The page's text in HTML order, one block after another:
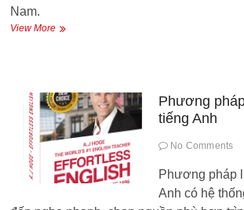
Nam.
View MoreLý
Nam
Phương
tiếng Anh
No Comments
Phương pháp
Anh có hệ